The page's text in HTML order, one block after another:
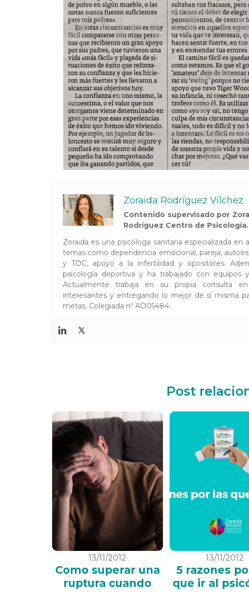
Zoraida Rodríguez Vílchez
Contenido supervisado por
Rodríguez Centro de Psicología.
Zoraida es una psicóloga sanitaria especializada
temas como dependencia emocional, pareja,
y TOC, apoyo a la infertilidad y opositores.
psicología deportiva y ha trabajado con equipos
Actualmente trabaja en su propia consulta en
interesantes y entregando lo mejor de sí misma
metas. Colegiada nº AO05484.
Post
13/11/2012
Como superar una
ruptura cuando
13/11/2012
5 razones
que ir al